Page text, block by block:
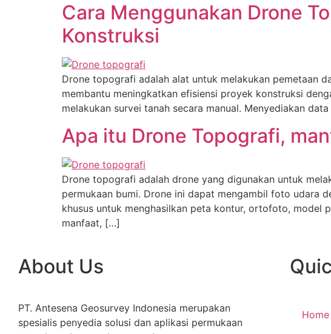
Cara Menggunakan Drone
Konstruksi
Drone topografi adalah alat untuk melakukan pemetaan
membantu meningkatkan efisiensi proyek konstruksi
melakukan survei tanah secara manual. Menyediakan
Apa itu Drone Topografi,
Drone topografi adalah drone yang digunakan untuk
permukaan bumi. Drone ini dapat mengambil foto udara
khusus untuk menghasilkan peta kontur, ortofoto,
manfaat, […]
About Us
PT. Antesena Geosurvey Indonesia merupakan
spesialis penyedia solusi dan aplikasi permukaan
Home